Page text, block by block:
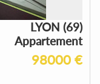
LYON (69)
Appartement
98000 €